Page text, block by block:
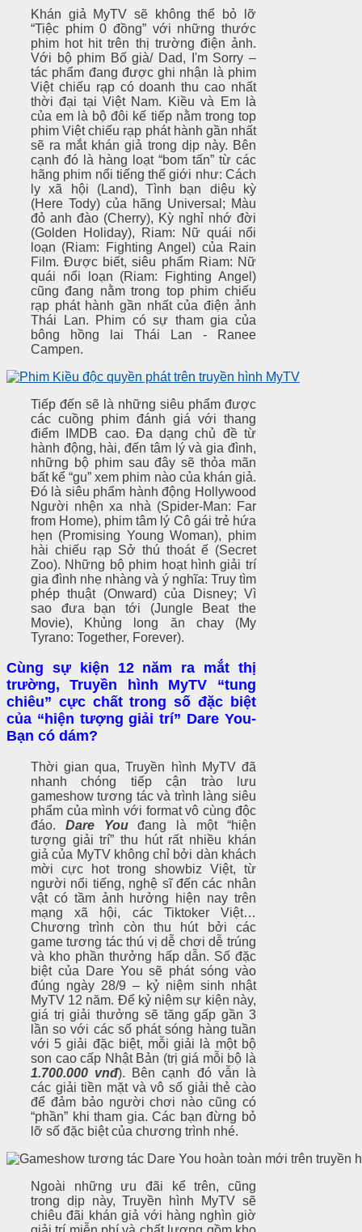
Khán giả MyTV sẽ không thể bỏ lỡ
“Tiệc phim 0 đồng” với những thước
phim hot hit trên thị trường điện ảnh.
Với bộ phim Bố già/ Dad, I'm Sorry –
tác phẩm đang được ghi nhận là phim
Việt chiếu rạp có doanh thu cao nhất
thời đại tại Việt Nam. Kiều và Em là
của em là bộ đôi kế tiếp nằm trong top
phim Việt chiếu rạp phát hành gần nhất
sẽ ra mắt khán giả trong dịp này. Bên
cạnh đó là hàng loạt “bom tấn” từ các
hãng phim nổi tiếng thế giới như: Cách
ly xã hội (Land), Tình bạn diệu kỳ
(Here Tody) của hãng Universal; Màu
đỏ anh đào (Cherry), Kỳ nghỉ nhớ đời
(Golden Holiday), Riam: Nữ quái nổi
loạn (Riam: Fighting Angel) của Rain
Film. Được biết, siêu phẩm Riam: Nữ
quái nổi loạn (Riam: Fighting Angel)
cũng đang nằm trong top phim chiếu
rạp phát hành gần nhất của điện ảnh
Thái Lan. Phim có sự tham gia của
bông hồng lai Thái Lan - Ranee
Campen.
Tiếp đến sẽ là những siêu phẩm được
các cuồng phim đánh giá với thang
điểm IMDB cao. Đa dạng chủ đề từ
hành động, hài, đến tâm lý và gia đình,
những bộ phim sau đây sẽ thỏa mãn
bất kể “gu” xem phim nào của khán giả.
Đó là siêu phẩm hành động Hollywood
Người nhện xa nhà (Spider-Man: Far
from Home), phim tâm lý Cô gái trẻ hứa
hẹn (Promising Young Woman), phim
hài chiếu rạp Sở thú thoát ế (Secret
Zoo). Những bộ phim hoạt hình giải trí
gia đình nhẹ nhàng và ý nghĩa: Truy tìm
phép thuật (Onward) của Disney; Vì
sao đưa bạn tới (Jungle Beat the
Movie), Khủng long ăn chay (My
Tyrano: Together, Forever).
Cùng sự kiện 12 năm ra mắt thị
trường, Truyền hình MyTV “tung
chiêu” cực chất trong số đặc biệt
của “hiện tượng giải trí” Dare You-
Bạn có dám?
Thời gian qua, Truyền hình MyTV đã
nhanh chóng tiếp cận trào lưu
gameshow tương tác và trình làng siêu
phẩm của mình với format vô cùng độc
đáo. Dare Youđang là một “hiện
tượng giải trí” thu hút rất nhiều khán
giả của MyTV không chỉ bởi dàn khách
mời cực hot trong showbiz Việt, từ
người nổi tiếng, nghệ sĩ đến các nhân
vật có tầm ảnh hưởng hiện nay trên
mạng xã hội, các Tiktoker Việt…
Chương trình còn thu hút bởi các
game tương tác thú vị dễ chơi dễ trúng
và kho phần thưởng hấp dẫn. Số đặc
biệt của Dare You sẽ phát sóng vào
đúng ngày 28/9 – kỷ niệm sinh nhật
MyTV 12 năm. Để kỷ niệm sự kiện này,
giá trị giải thưởng sẽ tăng gấp gần 3
lần so với các số phát sóng hàng tuần
với 5 giải đặc biệt, mỗi giải là một bộ
son cao cấp Nhật Bản (trị giá mỗi bộ là
1.700.000 vnđ). Bên cạnh đó vẫn là
các giải tiền mặt và vô số giải thẻ cào
để đảm bảo người chơi nào cũng có
“phần” khi tham gia. Các bạn đừng bỏ
lỡ số đặc biệt của chương trình nhé.
Ngoài những ưu đãi kể trên, cũng
trong dịp này, Truyền hình MyTV sẽ
chiêu đãi khán giả với hàng nghìn giờ